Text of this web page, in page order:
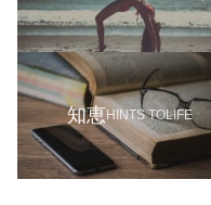
知恵HINTS TOLIFE